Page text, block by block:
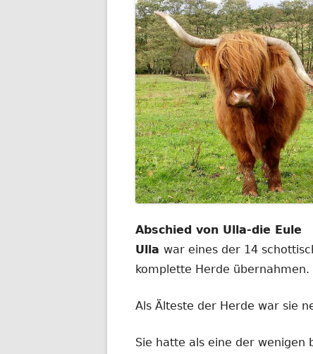
Abschied von Ulla-die Eule
Ulla war eines der 14
komplette Herde
Als Älteste der Herde war sie
Sie hatte als eine der wenigen